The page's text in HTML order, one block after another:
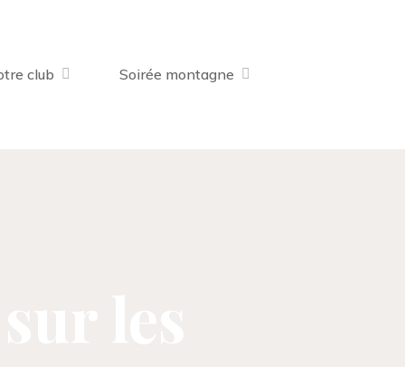
club Soirée montagne